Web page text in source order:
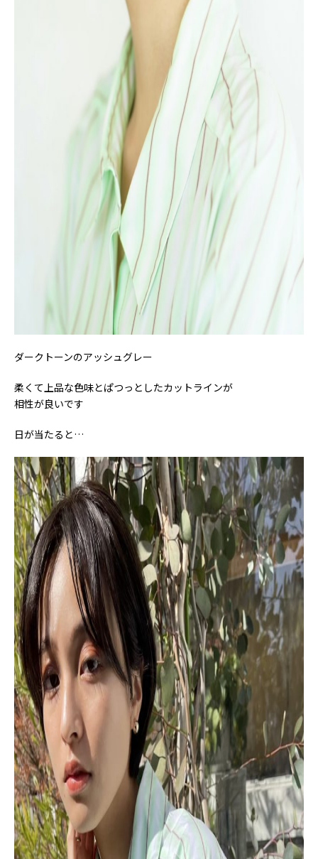
ダークトーンのアッシュグレー
柔くて上品な色味とぱつっとしたカットラインが
相性が良いです
日が当たると…